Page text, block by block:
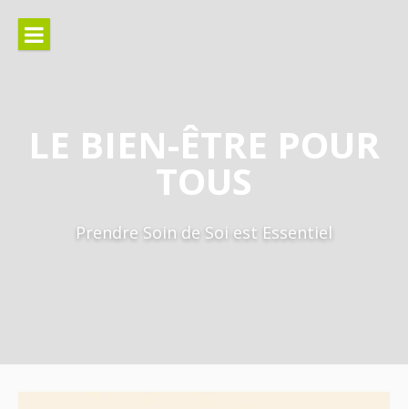
contenu
LE BIEN-ÊTRE POUR
TOUS
Prendre Soin de Soi est Essentiel